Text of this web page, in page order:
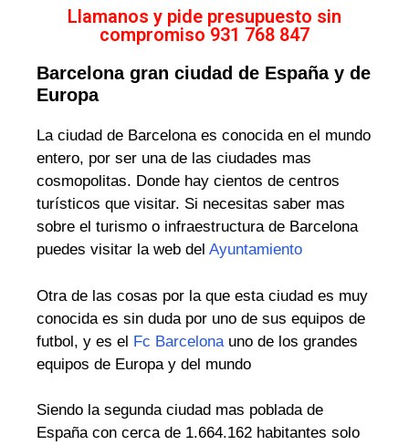
Llamanos y pide presupuesto sin
compromiso 931 768 847
Barcelona gran ciudad de España y de
Europa
La ciudad de Barcelona es conocida en el mundo
entero, por ser una de las ciudades mas
cosmopolitas. Donde hay cientos de centros
turísticos que visitar. Si necesitas saber mas
sobre el turismo o infraestructura de Barcelona
puedes visitar la web del Ayuntamiento
Otra de las cosas por la que esta ciudad es muy
conocida es sin duda por uno de sus equipos de
futbol, y es el Fc Barcelonauno de los grandes
equipos de Europa y del mundo
Siendo la segunda ciudad mas poblada de
España con cerca de 1.664.162 habitantes solo